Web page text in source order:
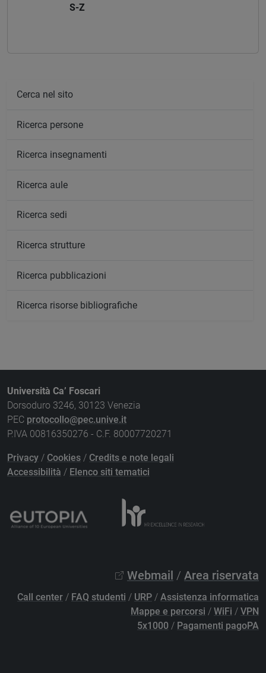
S-Z
Cerca nel sito
Ricerca persone
Ricerca insegnamenti
Ricerca aule
Ricerca sedi
Ricerca strutture
Ricerca pubblicazioni
Ricerca risorse bibliografiche
Università Ca’ Foscari
Dorsoduro 3246, 30123 Venezia
PEC protocollo@pec.unive.it
P.IVA 00816350276 - C.F. 80007720271
Privacy / Cookies / Credits e note legali
Accessibilità / Elenco siti tematici
Webmail / Area riservata
Call center / FAQ studenti / URP / Assistenza informatica
Mappe e percorsi / WiFi / VPN
5x1000 / Pagamenti pagoPA